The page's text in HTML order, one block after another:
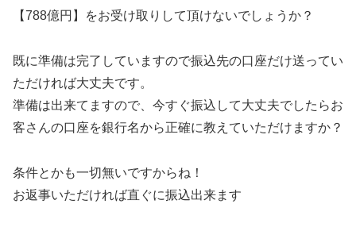
【788億円】をお受け取りして頂けないでしょうか？
既に準備は完了していますので振込先の口座だけ送ってい
ただければ大丈夫です。
準備は出来てますので、今すぐ振込して大丈夫でしたらお
客さんの口座を銀行名から正確に教えていただけますか？
条件とかも一切無いですからね！
お返事いただければ直ぐに振込出来ます